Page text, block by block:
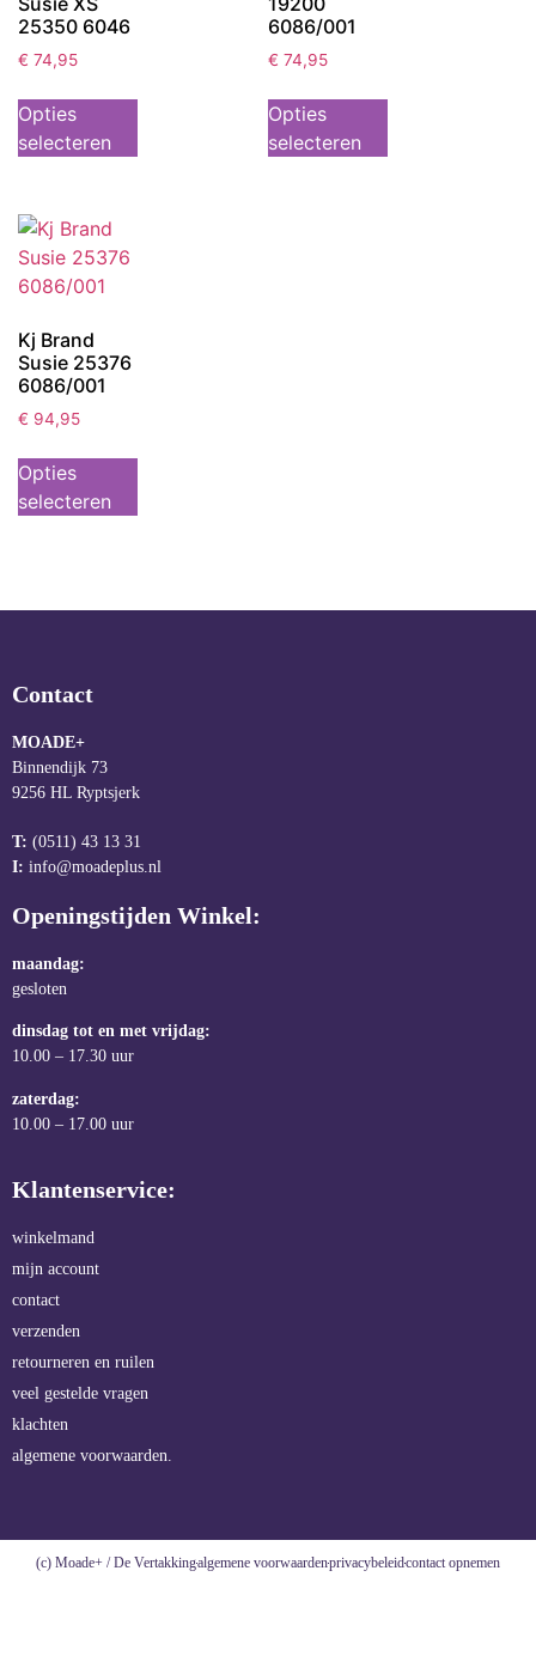
25350 6046
€ 74,95
Opties
selecteren
6086/001
€ 74,95
Opties
selecteren
Kj Brand
Susie 25376
6086/001
€ 94,95
Opties
selecteren
Contact
MOADE+
Binnendijk 73
9256 HL Ryptsjerk
T: (0511) 43 13 31
I: info@moadeplus.nl
Openingstijden Winkel:
maandag:
gesloten
dinsdag tot en met vrijdag:
10.00 – 17.30 uur
zaterdag:
10.00 – 17.00 uur
Klantenservice:
winkelmand
mijn account
contact
verzenden
retourneren en ruilen
veel gestelde vragen
klachten
algemene voorwaarden.
(c) Moade+ / De Vertakkingalgemene voorwaardenprivacybeleidcontact opnemen